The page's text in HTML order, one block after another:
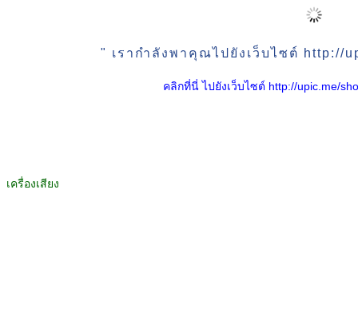
" เรากำลังพาคุณไปยังเว็บไซต์ http://
คลิกที่นี่ ไปยังเว็บไซต์ http://upic.me/
เครื่องเสียง